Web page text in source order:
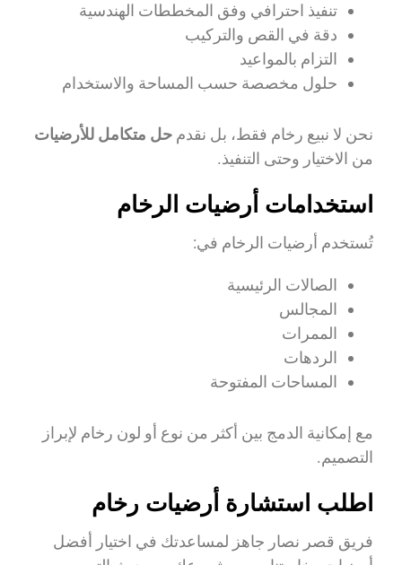
تنفيذ احترافي وفق المخططات الهندسية
دقة في القص والتركيب
التزام بالمواعيد
حلول مخصصة حسب المساحة والاستخدام
نحن لا نبيع رخام فقط، بل نقدمحل متكامل للأرضيات
من الاختيار وحتى التنفيذ.
استخدامات أرضيات الرخام
تُستخدم أرضيات الرخام في:
الصالات الرئيسية
المجالس
الممرات
الردهات
المساحات المفتوحة
مع إمكانية الدمج بين أكثر من نوع أو لون رخام لإبراز
التصميم.
اطلب استشارة أرضيات رخام
فريق قصر نصار جاهز لمساعدتك في اختيار أفضل